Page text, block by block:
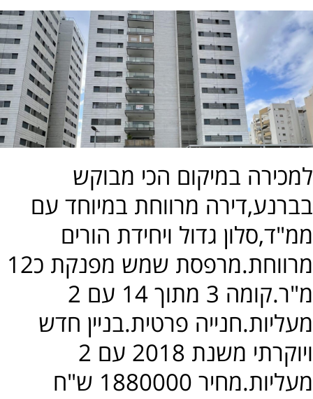
במיקום הכי מבוקש
מרווחת במיוחד עם
גדול ויחידת הורים
מרווחת.מרפסת שמש מפנקת כ12
מ"ר.קומה 3 מתוך 14 עם 2
פרטית.בניין חדש
ויוקרתי משנת 2018 עם 2
1880000 ש"ח